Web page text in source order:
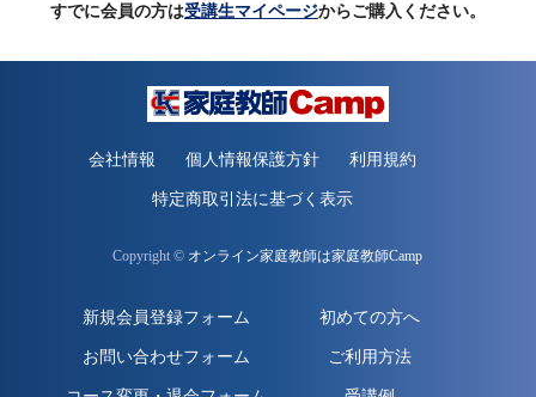
すでに会員の方は受講生マイページからご購入ください。
会社情報 個人情報保護方針 利用規約
特定商取引法に基づく表示
Copyright © オンライン家庭教師は家庭教師Camp
新規会員登録フォーム
お問い合わせフォーム
初めての方へ
ご利用方法